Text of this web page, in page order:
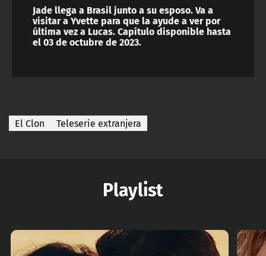
Jade llega a Brasil junto a su esposo. Va a
visitar a Yvette para que la ayude a ver por
última vez a Lucas. Capítulo disponible hasta
el 03 de octubre de 2023.
El Clon Teleserie extranjera
Playlist